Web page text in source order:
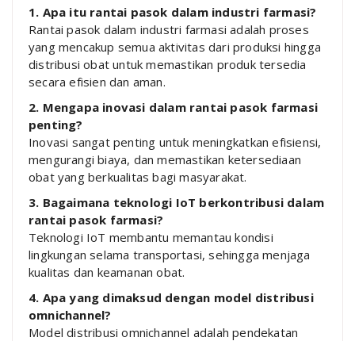
1. Apa itu rantai pasok dalam industri farmasi?
Rantai pasok dalam industri farmasi adalah proses
yang mencakup semua aktivitas dari produksi hingga
distribusi obat untuk memastikan produk tersedia
secara efisien dan aman.
2. Mengapa inovasi dalam rantai pasok farmasi
penting?
Inovasi sangat penting untuk meningkatkan efisiensi,
mengurangi biaya, dan memastikan ketersediaan
obat yang berkualitas bagi masyarakat.
3. Bagaimana teknologi IoT berkontribusi dalam
rantai pasok farmasi?
Teknologi IoT membantu memantau kondisi
lingkungan selama transportasi, sehingga menjaga
kualitas dan keamanan obat.
4. Apa yang dimaksud dengan model distribusi
omnichannel?
Model distribusi omnichannel adalah pendekatan